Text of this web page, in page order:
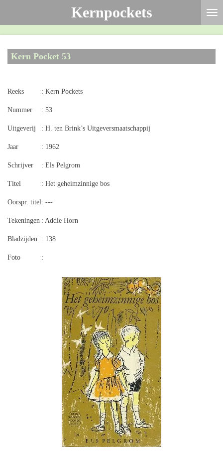
hoofdinhoud
Kernpockets
Kern Pocket 53
Reeks : Kern Pockets
Nummer : 53
Uitgeverij : H. ten Brink’s Uitgeversmaatschappij
Jaar : 1962
Schrijver : Els Pelgrom
Titel : Het geheimzinnige bos
Oorspr. titel: ---
Tekeningen : Addie Horn
Bladzijden : 138
Foto :